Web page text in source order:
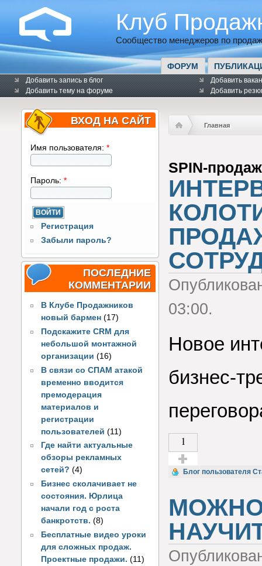
Клуб
Сообщество менеджеров по
ФОРУМ
Добавить запись в блог
Добавить тему на форуме
Добавить
Добавить
ВХОД НА САЙТ
Имя пользователя: *
Пароль: *
Регистрация
Забыли пароль?
ПОСЛЕДНИЕ
КОММЕНТАРИИ
В Клубе Продажников
новый бармен (17)
Подскажите CRM для
небольшой монтажной
организации (16)
В связи со СПАМ атакой
временно вводится
премодерация
материалов и
регистрации
пользователей(11)
Где найти актуальные
обзоры рекламных
сетей? (4)
Бизнес сколачивает не
состояния. Юрлица
начали год с роста
банкротств. (8)
Бесплатные видео уроки
для сложных продаж.
Проектные продажи. (11)
Главная
SPIN-
03:00.
Новое
бизнес-
1
Голос за!
Блог пользователя